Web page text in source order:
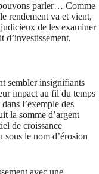
parler… Comme
rendement va et vient,
de les examiner
d’investissement.
sembler insignifiants
impact au fil du temps
l’exemple des
la somme d’argent
de croissance
sous le nom d’érosion
avec une